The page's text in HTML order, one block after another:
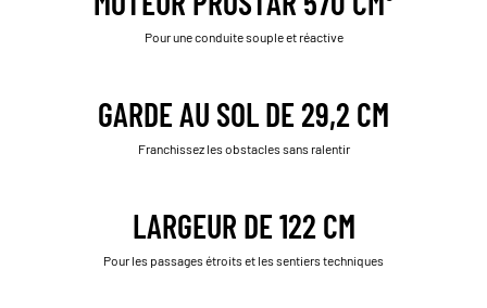
Pour une conduite souple et réactive
GARDE AU SOL DE 29,2 CM
Franchissez les obstacles sans ralentir
LARGEUR DE 122 CM
Pour les passages étroits et les sentiers techniques